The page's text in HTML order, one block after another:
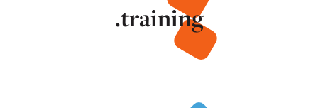
.training